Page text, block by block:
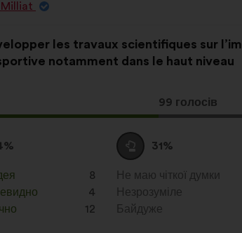
les travaux scientifiques sur
notamment dans le haut niveau
Ця
пропозиція
99 голосів
8
4
12
Утримуюся
:
31%
Ця
пропозиція
була
оцінена
Не маю чіткої думки
:разів
Незрозуміле
:разів
Байдуже
:разів